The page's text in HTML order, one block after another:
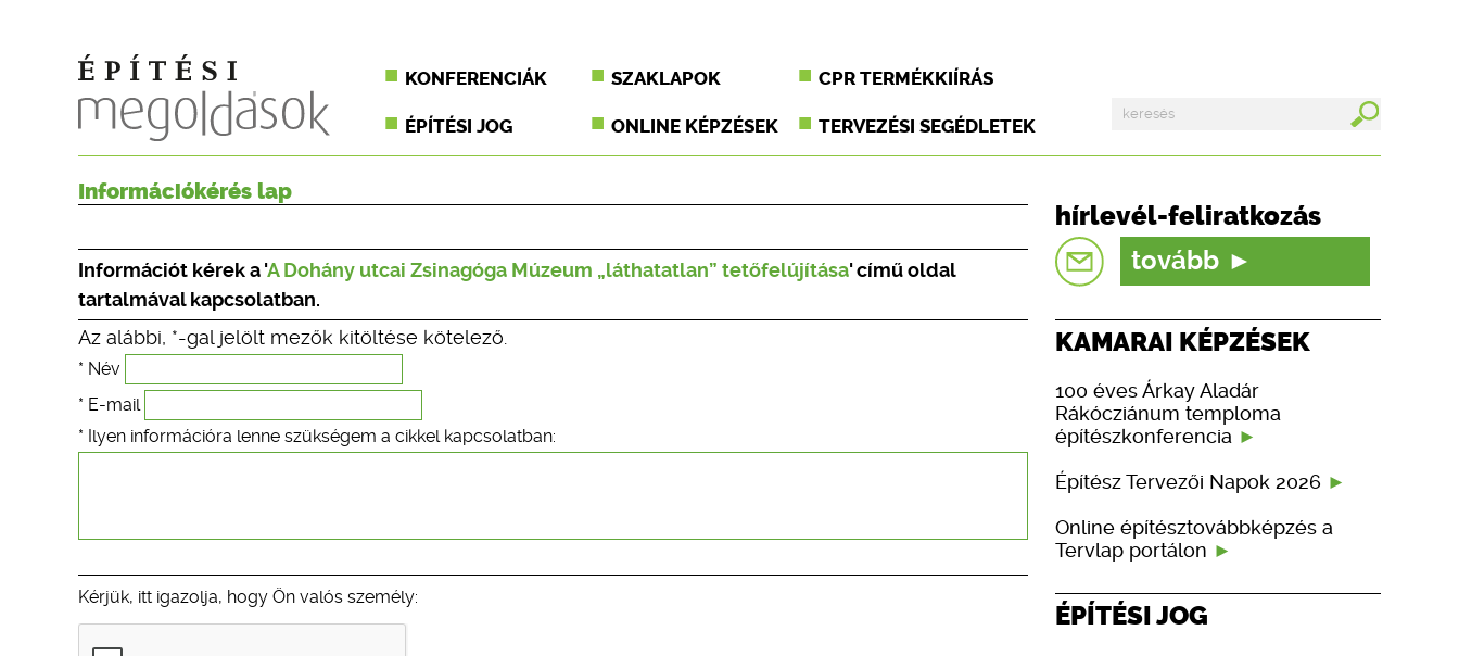
KONFERENCIÁK SZAKLAPOK CPR TERMÉKKIÍRÁS
ÉPÍTÉSI JOG ONLINE KÉPZÉSEK TERVEZÉSI SEGÉDLETEK
Információkérés lap
Információt kérek a 'A Dohány utcai Zsinagóga Múzeum „láthatatlan” tetőfelújítása' című oldal
tartalmával kapcsolatban.
Az alábbi, *-gal jelölt mezők kitöltése kötelező.
* Név
* E-mail
* Ilyen információra lenne szükségem a cikkel kapcsolatban:
Kérjük, itt igazolja, hogy Ön valós személy:
hírlevél-feliratkozás
tovább
KAMARAI KÉPZÉSEK
100 éves Árkay Aladár
Rákócziánum temploma
építészkonferencia
Építész Tervezői Napok 2026
Online építésztovábbképzés a
Tervlap portálon
ÉPÍTÉSI JOG